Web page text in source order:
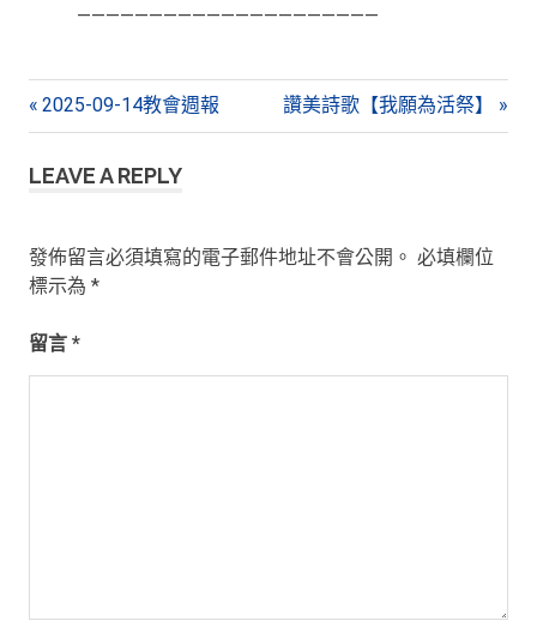
—————————————————————
文
章
覽
Previous
Post:
2025-09-14教會週報
Next
Post:
讚美詩歌【我願為活祭】
LEAVE A REPLY
發佈留言必須填寫的電子郵件地址不會公開。 必填欄位
標示為 *
留言 *